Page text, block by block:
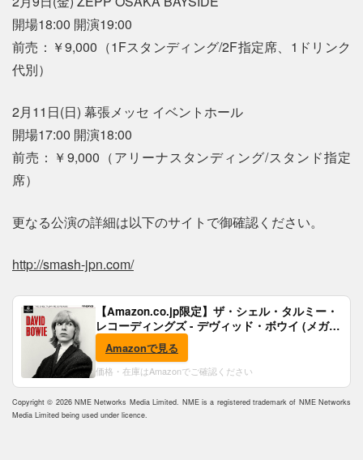
開場18:00 開演19:00
前売：￥9,000（1Fスタンディング/2F指定席、1ドリンク
代別）
2月11日(日) 幕張メッセ イベントホール
開場17:00 開演18:00
前売：￥9,000（アリーナスタンディング/スタンド指定
席）
更なる公演の詳細は以下のサイトで御確認ください。
http://smash-jpn.com/
【Amazon.co.jp限定】ザ・シェル・タルミー・
レコーディングズ - デヴィッド・ボウイ (メガジ
ャケ付)
Amazonで見る
価格・在庫はAmazonでご確認ください
Copyright © 2026 NME Networks Media Limited. NME is a registered trademark of NME Networks
Media Limited being used under licence.